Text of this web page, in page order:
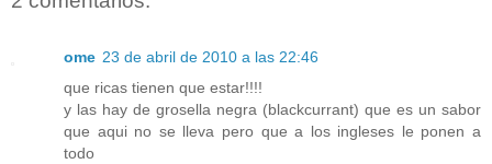
ome 23 de abril de 2010 a las 22:46
que ricas tienen que estar!!!!
y las hay de grosella negra (blackcurrant) que es un sabor
que aqui no se lleva pero que a los ingleses le ponen a
todo